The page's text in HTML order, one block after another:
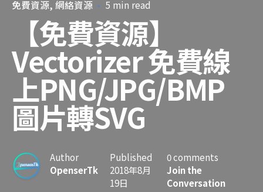
免費資源 網絡資源 5 min read
【免費資源】
Vectorizer 免費線
上PNG/JPG/BMP
圖片轉SVG
Author
OpenserTk
Published
2018年8月
19日
0 comments
Join the
Conversation